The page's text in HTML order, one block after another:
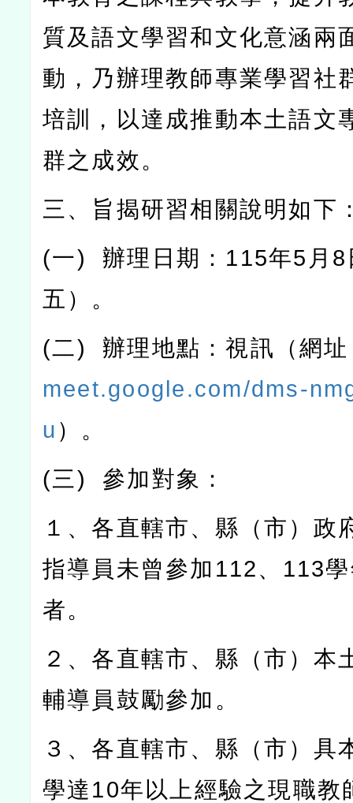
質及語文學習和文化意涵兩
動，乃辦理教師專業學習社
培訓，以達成推動本土語文
群之成效。
三、旨揭研習相關說明如下
(一)辦理日期： 115年5 月 8
五）。
(二)辦理地點：視訊（網
meet.google.com/dms-
u ）。
(三) 參加對象：
１、各直轄市、縣（市）政
指導員未曾參加 112、 113
者。
２、各直轄市、縣（市）本
輔導員鼓勵參加。
３、各直轄市、縣（市）具
學達 10年以上經驗之現職教